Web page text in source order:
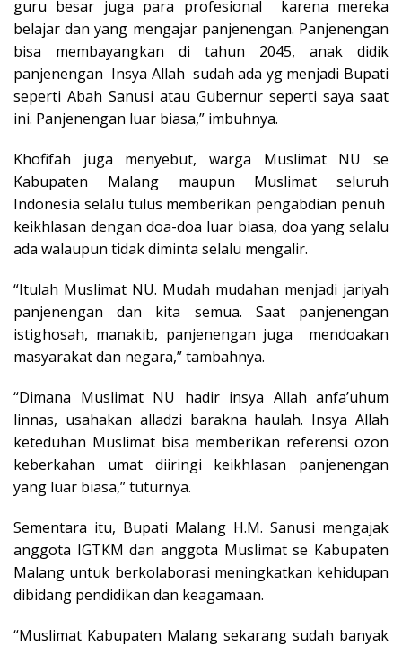
guru besar juga para profesional karena mereka
belajar dan yang mengajar panjenengan. Panjenengan
bisa membayangkan di tahun 2045, anak didik
panjenengan Insya Allah sudah ada yg menjadi Bupati
seperti Abah Sanusi atau Gubernur seperti saya saat
ini. Panjenengan luar biasa,” imbuhnya.
Khofifah juga menyebut, warga Muslimat NU se
Kabupaten Malang maupun Muslimat seluruh
Indonesia selalu tulus memberikan pengabdian penuh
keikhlasan dengan doa-doa luar biasa, doa yang selalu
ada walaupun tidak diminta selalu mengalir.
“Itulah Muslimat NU. Mudah mudahan menjadi jariyah
panjenengan dan kita semua. Saat panjenengan
istighosah, manakib, panjenengan juga mendoakan
masyarakat dan negara,” tambahnya.
“Dimana Muslimat NU hadir insya Allah anfa’uhum
linnas, usahakan alladzi barakna haulah. Insya Allah
keteduhan Muslimat bisa memberikan referensi ozon
keberkahan umat diiringi keikhlasan panjenengan
yang luar biasa,” tuturnya.
Sementara itu, Bupati Malang H.M. Sanusi mengajak
anggota IGTKM dan anggota Muslimat se Kabupaten
Malang untuk berkolaborasi meningkatkan kehidupan
dibidang pendidikan dan keagamaan.
“Muslimat Kabupaten Malang sekarang sudah banyak